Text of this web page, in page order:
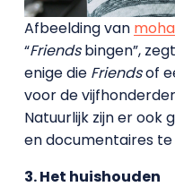
Afbeelding van
“Friendsbingen”,
enige die Friendsof
voor de
Natuurlijk zijn er ook
en documentaires te
3. Het huishouden